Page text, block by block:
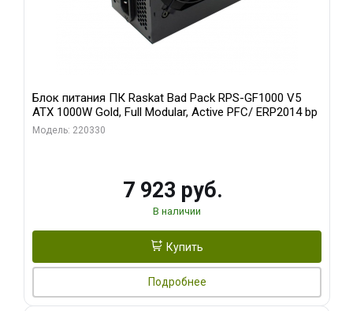
Блок питания ПК Raskat Bad Pack RPS-GF1000 V5
ATX 1000W Gold, Full Modular, Active PFC/ ERP2014 bp
Модель: 220330
7 923 руб.
В наличии
Купить
Подробнее